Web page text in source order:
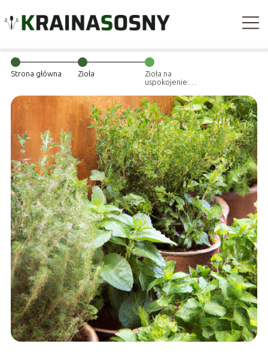
Strona główna Zioła
Zioła na
uspokojenie:
sposoby na
odprężenie i
redukcję stresu